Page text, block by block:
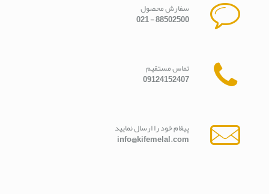
سفارش محصول
88502500 - 021
تماس مستقیم
09124152407
پیغام خود را ارسال نمایید
info@kifemelal.com